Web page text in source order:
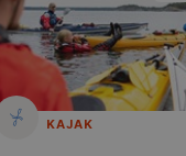
KAJAK